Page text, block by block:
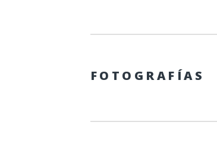
FOTOGRAFÍAS